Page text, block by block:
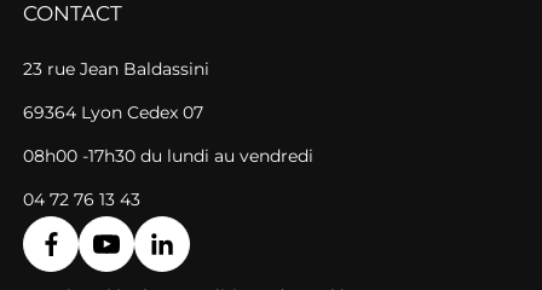
CONTACT
23 rue Jean Baldassini
69364 Lyon Cedex 07
08h00 -17h30 du lundi au vendredi
04 72 76 13 43